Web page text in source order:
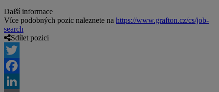
Další informace
Více podobných pozic naleznete na https://www.grafton.cz/cs/job-
search
Sdílet pozici
Twitter
Facebook